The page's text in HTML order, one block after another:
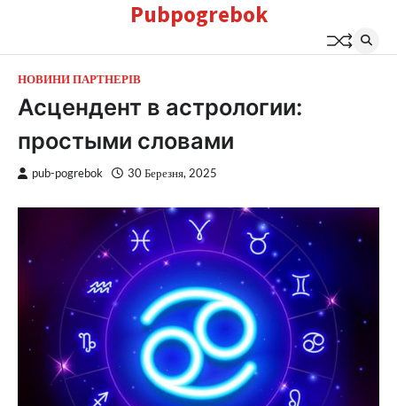
вмісту
Pubpogrebok
НОВИНИ ПАРТНЕРІВ
Асцендент в астрологии:
простыми словами
pub-pogrebok 30 Березня, 2025